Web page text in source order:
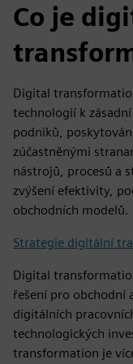
Co je
Digital
technologií k
podniků,
zúčastněnými
nástrojů, procesů a
zvýšení efektivity,
obchodních modelů.
Strategie digitální
Digital
řešení pro obchodní
digitálních
technologických
transformation je